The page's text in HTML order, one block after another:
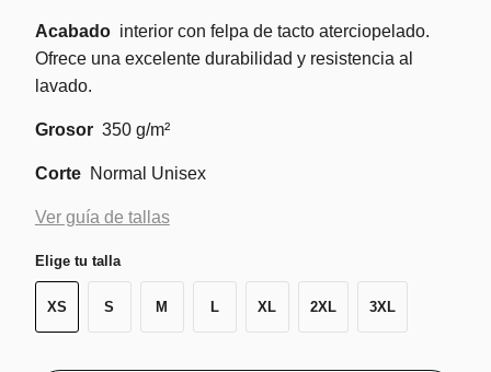
Acabado interior con felpa de tacto aterciopelado.
Ofrece una excelente durabilidad y resistencia al
lavado.
Grosor 350 g/m²
CorteNormal Unisex
Ver guía de tallas
Elige tu talla
XS S M L XL 2XL 3XL